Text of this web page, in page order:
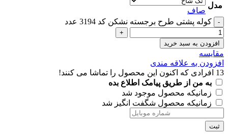
مدل
صاف
کوله پشتی طرح برجسته نشکن کد 3194 عدد
افزودن به سبد خرید
مقايسه
افزودن به علاقه مندی
13 افرادی که اکنون این محصول را تماشا می کنند!
به من از طریق پیامک اطلاع بده
زمانیکه محصول موجود شد
زمانیکه محصول شگفت انگیز شد
ثبت